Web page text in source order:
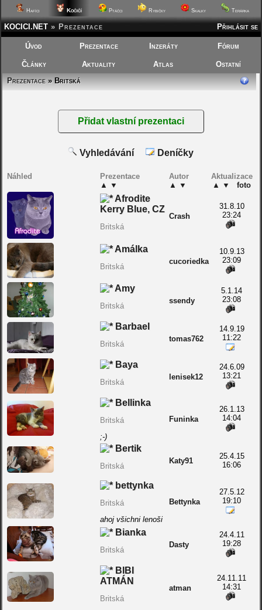
Hafíci Kočičí Ptáčci Rybičky Skalky Terárka
Přihlásit se
KOCICI.NET » Prezentace
Úvod Prezentace Inzeráty Fórum
Články Aktuality Atlas
Ostatní
Prezentace» Britská
Vyhledávání Deníčky
Náhled
Prezentace
▲ ▼
Autor
▲ ▼
Aktualizace
▲ ▼ foto
Afrodite
Kerry Blue, CZ
Britská
Crash
31.8.10
23:24
Amálka
Britská
cucoriedka
10.9.13
23:09
Amy
Britská
ssendy
5.1.14
23:08
Barbael
Britská
tomas762
14.9.19
11:22
Baya
Britská
lenisek12
24.6.09
13:21
Bellinka
Britská
;-)
Funinka
26.1.13
14:04
Bertik
Britská
Katy91
25.4.15
16:06
bettynka
Britská
ahoj všichni lenoši
Bettynka
27.5.12
19:10
Bianka
Britská
Dasty
24.4.11
19:28
BIBI
ATMÁN
Britská
atman
24.11.11
14:31